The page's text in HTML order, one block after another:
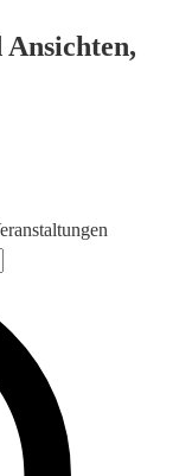
Ansichten,